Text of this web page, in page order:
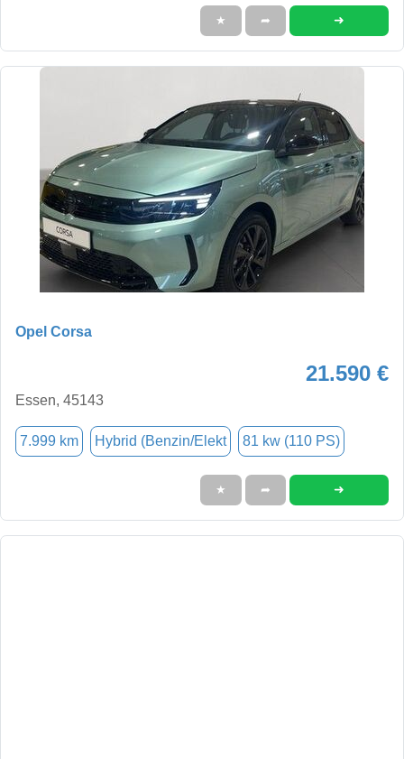
★ ➦ ➜
Opel Corsa
21.590 €
Essen, 45143
7.999 km Hybrid (Benzin/Elekt 81 kw (110 PS)
★ ➦ ➜